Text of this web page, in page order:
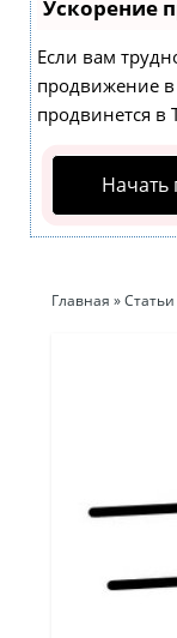
Ускорение
Если вам
продвижение в
продвинется в
Начать
Главная »Статьи